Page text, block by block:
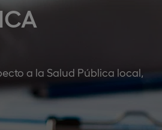
a la Salud Pública local,